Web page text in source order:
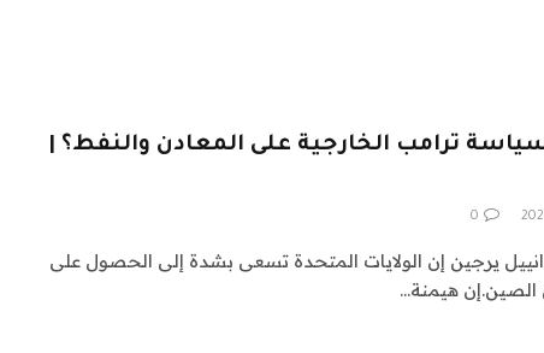
ترامب الخارجية على المعادن والنفط؟ |
0
يرجين إن الولايات المتحدة تسعى بشدة إلى الحصول على
هيمنة…